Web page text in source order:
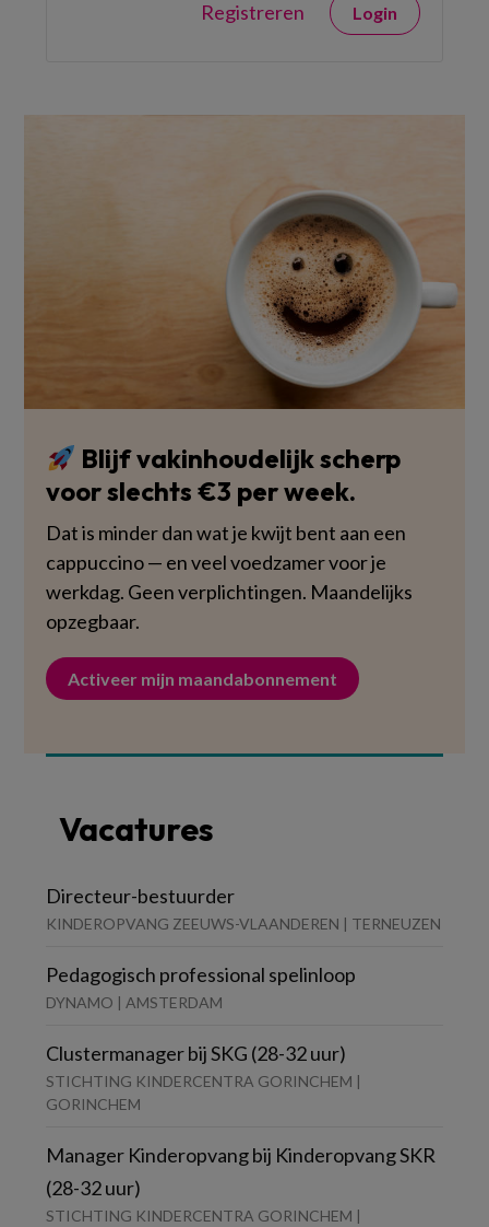
Registreren Login
Blijf vakinhoudelijk scherp
voor slechts €3 per week.
Dat is minder dan wat je kwijt bent aan een
cappuccino — en veel voedzamer voor je
werkdag. Geen verplichtingen. Maandelijks
opzegbaar.
Activeer mijn maandabonnement
Vacatures
Directeur-bestuurder
KINDEROPVANG ZEEUWS-VLAANDEREN | TERNEUZEN
Pedagogisch professional spelinloop
DYNAMO | AMSTERDAM
Clustermanager bij SKG (28-32 uur)
STICHTING KINDERCENTRA GORINCHEM |
GORINCHEM
Manager Kinderopvang bij Kinderopvang SKR
(28-32 uur)
STICHTING KINDERCENTRA GORINCHEM |